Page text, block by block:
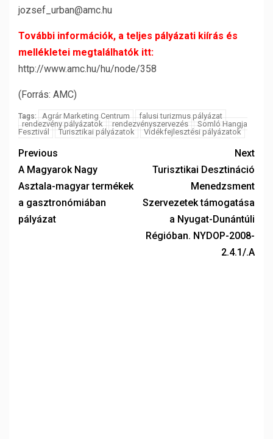
jozsef_urban@amc.hu
További információk, a teljes pályázati kiírás és
mellékletei megtalálhatók itt:
http://www.amc.hu/hu/node/358
(Forrás: AMC)
Tags: Agrár Marketing Centrum
falusi turizmus pályázat
rendezvény pályázatok
rendezvényszervezés
Somló Hangja
Fesztivál
Turisztikai pályázatok Vidékfejlesztési pályázatok
Previous
A Magyarok Nagy
Asztala-magyar termékek
a gasztronómiában
pályázat
Next
Turisztikai Desztináció
Menedzsment
Szervezetek támogatása
a Nyugat-Dunántúli
Régióban. NYDOP-2008-
2.4.1/.A